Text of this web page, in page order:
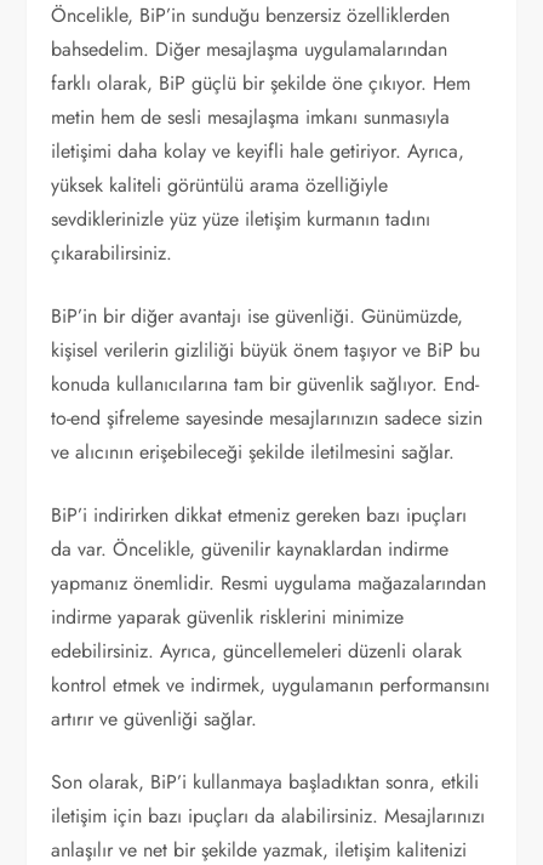
Öncelikle, BiP’in sunduğu benzersiz özelliklerden
bahsedelim. Diğer mesajlaşma uygulamalarından
farklı olarak, BiP güçlü bir şekilde öne çıkıyor. Hem
metin hem de sesli mesajlaşma imkanı sunmasıyla
iletişimi daha kolay ve keyifli hale getiriyor. Ayrıca,
yüksek kaliteli görüntülü arama özelliğiyle
sevdiklerinizle yüz yüze iletişim kurmanın tadını
çıkarabilirsiniz.
BiP’in bir diğer avantajı ise güvenliği. Günümüzde,
kişisel verilerin gizliliği büyük önem taşıyor ve BiP bu
konuda kullanıcılarına tam bir güvenlik sağlıyor. End-
to-end şifreleme sayesinde mesajlarınızın sadece sizin
ve alıcının erişebileceği şekilde iletilmesini sağlar.
BiP’i indirirken dikkat etmeniz gereken bazı ipuçları
da var. Öncelikle, güvenilir kaynaklardan indirme
yapmanız önemlidir. Resmi uygulama mağazalarından
indirme yaparak güvenlik risklerini minimize
edebilirsiniz. Ayrıca, güncellemeleri düzenli olarak
kontrol etmek ve indirmek, uygulamanın performansını
artırır ve güvenliği sağlar.
Son olarak, BiP’i kullanmaya başladıktan sonra, etkili
iletişim için bazı ipuçları da alabilirsiniz. Mesajlarınızı
anlaşılır ve net bir şekilde yazmak, iletişim kalitenizi